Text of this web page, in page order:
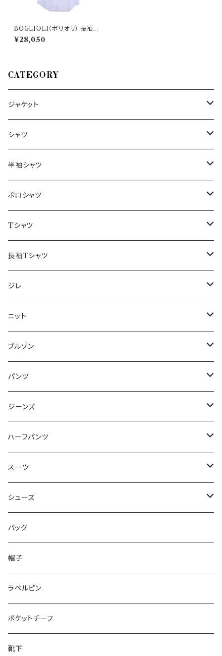
BOGLIOLI（ボリオリ） 長袖シ
ャツ 511 31238
¥28,050
CATEGORY
ジャケット
～44/S
46/M
48/L
50/XL～
シャツ
～44/S
46/M
48/L
50/XL～
半袖シャツ
～44/S
46/M
48/L
50/XL～
ポロシャツ
～44/S
46/M
48/L
50/XL～
Tシャツ
～44/S
46/M
48/L
50/XL～
長袖Tシャツ
～44/S
46/M
48/L
50/XL～
ジレ
～44/S
46/M
48/L
50/XL～
ニット
～44/S
46/M
48/L
50/XL～
ブルゾン
～44/S
46/M
48/L
50/XL～
パンツ
～44/S
46/M
48/L
50/XL～
ジーンズ
～44/S
46/M
48/L
50/XL～
ハーフパンツ
～44/S
46/M
48/L
50/XL～
スーツ
～44/S
46/M
48/L
50/XL～
シューズ
～25.5cm
26cm～
27cm～
28cm～
バッグ
帽子
ラペルピン
ポケットチーフ
靴下